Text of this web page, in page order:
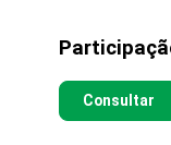
Consultar